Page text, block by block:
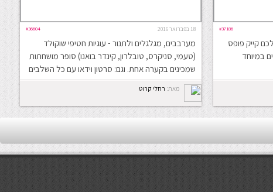
#37186
קייק פופס
במיוחד
18 בפברואר 2016 #36604
מערבבים, מגלגלים ולתנור - עוגיות חטיפי שוקולד
(טעמי, סניקרס, טובלרון, קינדר בואנו) סופר מושחתות
שמכינים בקערה אחת. וגם: סרטון וידאו עם כל השלבים
מאת: רחלי קרוט